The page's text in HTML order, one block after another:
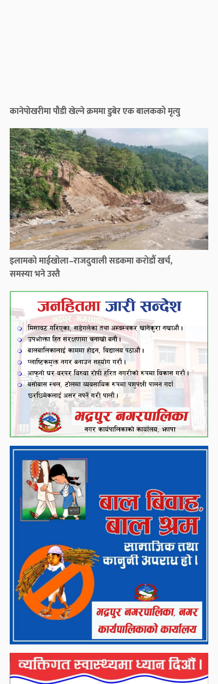
कानेपोखरीमा पौडी खेल्ने क्रममा डुबेर एक बालकको मृत्यु
इलामको माईखोला–राजदुवाली सडकमा करोडौँ खर्च,
समस्या भने उस्तै